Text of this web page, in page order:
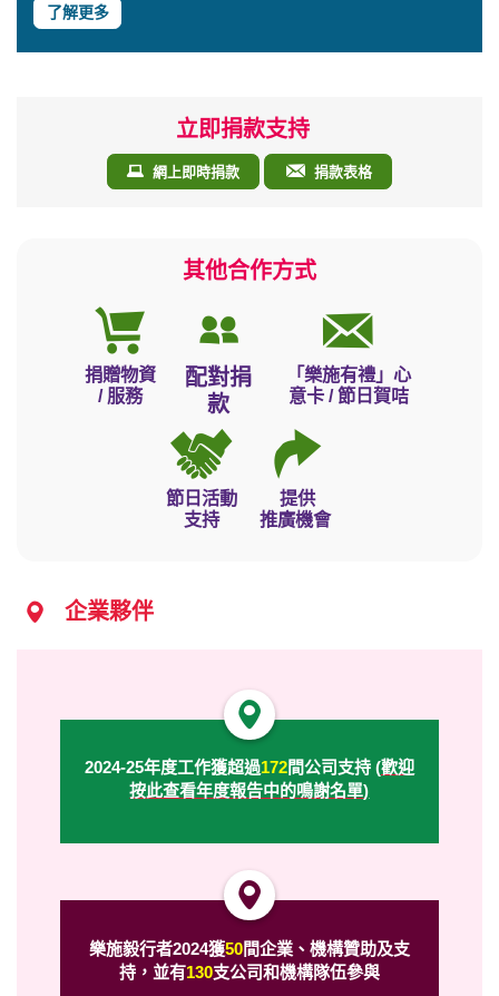
了解更多
立即捐款支持
網上即時捐款 捐款表格
其他合作方式
捐贈物資
/ 服務
配對捐
款
「樂施有禮」心
意卡 / 節日賀咭
節日活動
支持
提供
推廣機會
企業夥伴
2024-25年度工作獲超過172間公司支持 (歡迎
按此查看年度報告中的鳴謝名單)
樂施毅行者2024獲50間企業、機構贊助及支
持，並有130支公司和機構隊伍參與